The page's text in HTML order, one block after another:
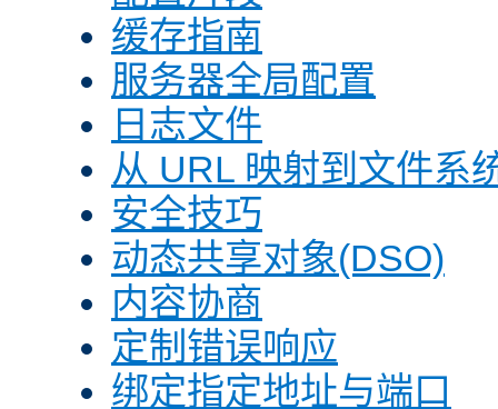
缓存指南
服务器全局配置
日志文件
从 URL 映射到文件系
安全技巧
动态共享对象(DSO)
内容协商
定制错误响应
绑定指定地址与端口